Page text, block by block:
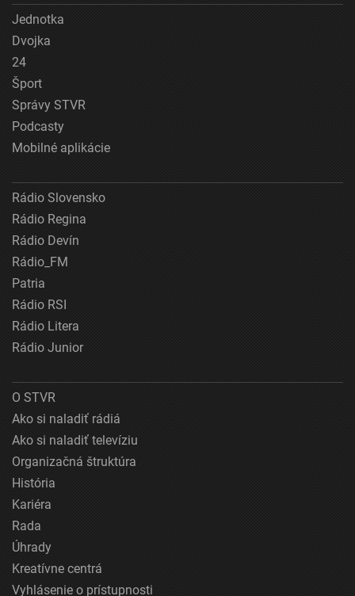
Jednotka
Dvojka
24
Šport
Správy STVR
Podcasty
Mobilné aplikácie
Rádio Slovensko
Rádio Regina
Rádio Devín
Rádio_FM
Patria
Rádio RSI
Rádio Litera
Rádio Junior
O STVR
Ako si naladiť rádiá
Ako si naladiť televíziu
Organizačná štruktúra
História
Kariéra
Rada
Úhrady
Kreatívne centrá
Vyhlásenie o prístupnosti